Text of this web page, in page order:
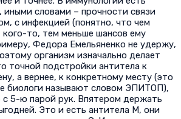
иными словами – прочности связи
с инфекцией (понятно, что чем
то, тем меньше шансов ему
Федора Емельяненко не удержу,
организм изначально делает
точной подстройки антитела к
а вернее, к конкретному месту (это
биологи называют словом ЭПИТОП),
с 5-ю парой рук. Впятером держать
Это и есть антитела М, они